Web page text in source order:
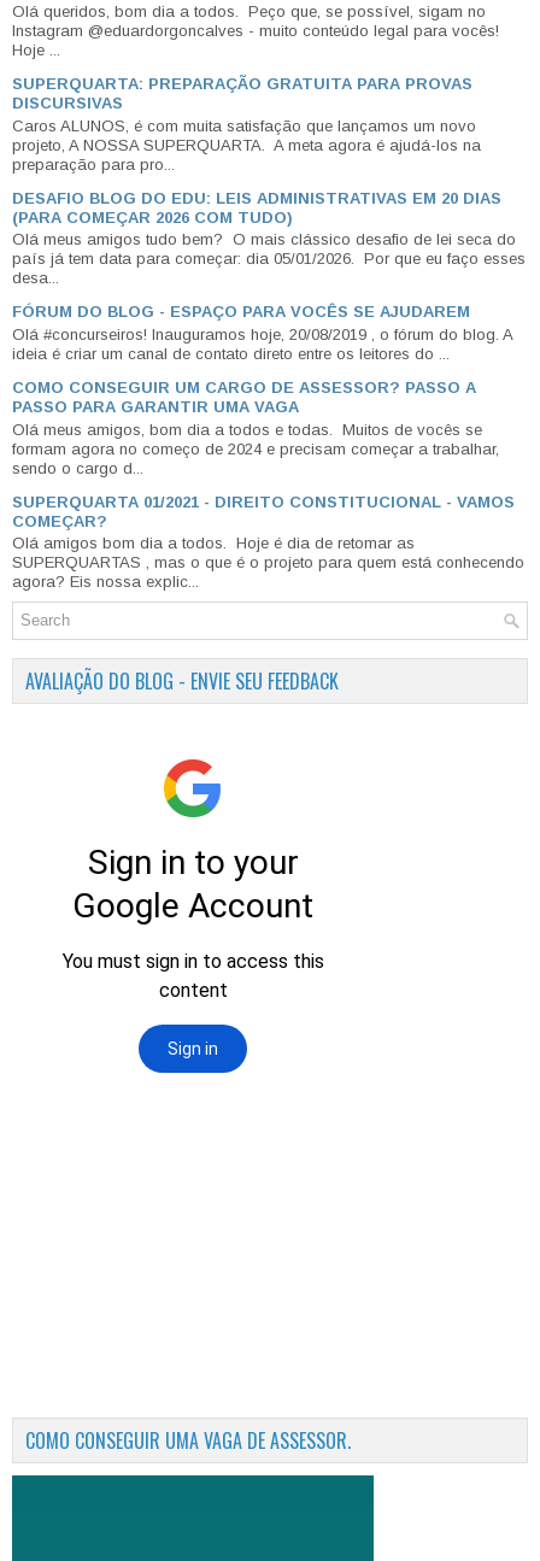
Olá queridos, bom dia a todos. Peço que, se possível, sigam no
Instagram @eduardorgoncalves - muito conteúdo legal para vocês!
Hoje ...
SUPERQUARTA: PREPARAÇÃO GRATUITA PARA PROVAS
DISCURSIVAS
Caros ALUNOS, é com muita satisfação que lançamos um novo
projeto, A NOSSA SUPERQUARTA. A meta agora é ajudá-los na
preparação para pro...
DESAFIO BLOG DO EDU: LEIS ADMINISTRATIVAS EM 20 DIAS
(PARA COMEÇAR 2026 COM TUDO)
Olá meus amigos tudo bem? O mais clássico desafio de lei seca do
país já tem data para começar: dia 05/01/2026. Por que eu faço esses
desa...
FÓRUM DO BLOG - ESPAÇO PARA VOCÊS SE AJUDAREM
Olá #concurseiros! Inauguramos hoje, 20/08/2019 , o fórum do blog. A
ideia é criar um canal de contato direto entre os leitores do ...
COMO CONSEGUIR UM CARGO DE ASSESSOR? PASSO A
PASSO PARA GARANTIR UMA VAGA
Olá meus amigos, bom dia a todos e todas. Muitos de vocês se
formam agora no começo de 2024 e precisam começar a trabalhar,
sendo o cargo d...
SUPERQUARTA 01/2021 - DIREITO CONSTITUCIONAL - VAMOS
COMEÇAR?
Olá amigos bom dia a todos. Hoje é dia de retomar as
SUPERQUARTAS , mas o que é o projeto para quem está conhecendo
agora? Eis nossa explic...
AVALIAÇÃO DO BLOG - ENVIE SEU FEEDBACK
COMO CONSEGUIR UMA VAGA DE ASSESSOR.